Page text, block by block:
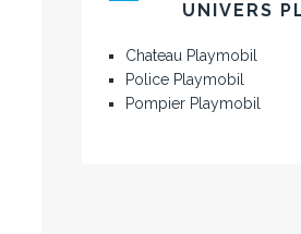
UNIVERS
Chateau Playmobil
Police Playmobil
Pompier Playmobil